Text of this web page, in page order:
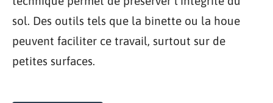
sol. Des outils tels que la binette ou la houe
peuvent faciliter ce travail, surtout sur de
petites surfaces.